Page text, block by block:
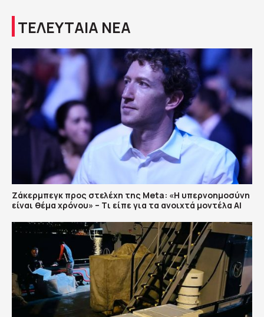
ΤΕΛΕΥΤΑΙΑ ΝΕΑ
Ζάκερμπεγκ προς στελέχη της Μeta: «Η υπερνοημοσύνη
είναι θέμα χρόνου» – Tι είπε για τα ανοιχτά μοντέλα ΑΙ